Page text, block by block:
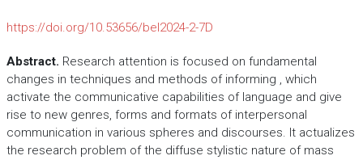
https://doi.org/10.53656/bel2024-2-7D
Abstract. Research attention is focused on fundamental
changes in techniques and methods of informing , which
activate the communicative capabilities of language and give
rise to new genres, forms and formats of interpersonal
communication in various spheres and discourses. It actualizes
the research problem of the diffuse stylistic nature of mass